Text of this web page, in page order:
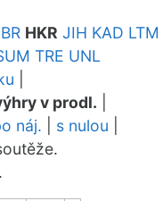
HKR JIH KAD LTM
TRE UNL
v prodl.
náj. s nulou